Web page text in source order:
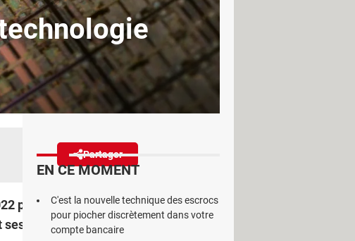
Partager
pour des performances en hausse
iPhone, mais aussi Intel…
EN CE MOMENT
C'est la nouvelle technique des escrocs
pour piocher discrètement dans votre
compte bancaire